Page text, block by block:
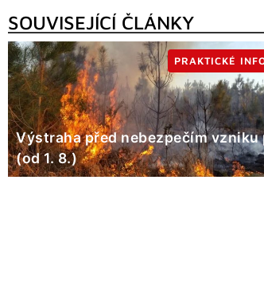
SOUVISEJÍCÍ ČLÁNKY
Výstraha před nebezpečím vzniku
(od 1. 8.)
PRAKTICKÉ